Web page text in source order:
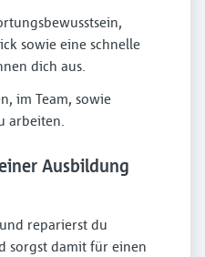
sowie eine schnelle
dich aus.
im Team, sowie
arbeiten.
Ausbildung
reparierst du
sorgst damit für einen